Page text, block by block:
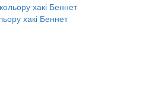
хакі Беннет